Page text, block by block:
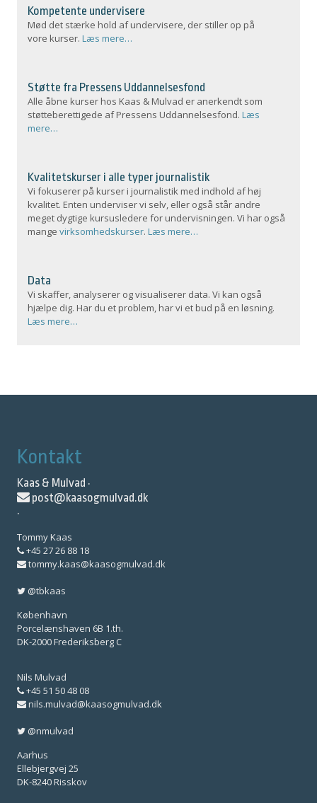
Kompetente undervisere
Mød det stærke hold af undervisere, der stiller op på
vore kurser.Læs mere…
Støtte fra Pressens Uddannelsesfond
Alle åbne kurser hos Kaas & Mulvad er anerkendt som
støtteberettigede af Pressens Uddannelsesfond.Læs
mere…
Kvalitetskurser i alle typer journalistik
Vi fokuserer på kurser i journalistik med indhold af høj
kvalitet. Enten underviser vi selv, eller også står andre
meget dygtige kursusledere for undervisningen. Vi har også
mangevirksomhedskurser.Læs mere…
Data
Vi skaffer, analyserer og visualiserer data. Vi kan også
hjælpe dig. Har du et problem, har vi et bud på en løsning.
Læs mere…
Kontakt
Kaas & Mulvad ·
post@kaasogmulvad.dk
·
Tommy Kaas
+45 27 26 88 18
tommy.kaas@kaasogmulvad.dk
@tbkaas
København
Porcelænshaven 6B 1.th.
DK-2000 Frederiksberg C
Nils Mulvad
+45 51 50 48 08
nils.mulvad@kaasogmulvad.dk
@nmulvad
Aarhus
Ellebjergvej 25
DK-8240 Risskov